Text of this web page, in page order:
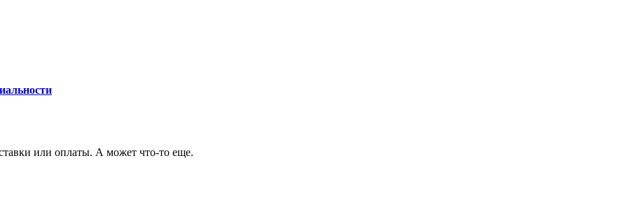
или оплаты. А может что-то еще.